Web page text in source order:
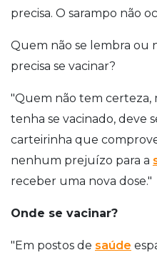
precisa. O sarampo não
Quem não se lembra ou
precisa se vacinar?
"Quem não tem certeza,
tenha se vacinado, deve
carteirinha que
nenhum prejuízo para a
receber uma nova dose."
Onde se vacinar?
"Em postos de saúde